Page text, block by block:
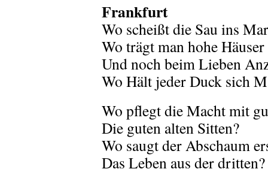
Frankfurt
Wo scheißt die Sau ins
Wo trägt man hohe Häuser
Und noch beim Lieben
Wo Hält jeder Duck sich
Wo pflegt die Macht mit
Die guten alten Sitten?
Wo saugt der Abschaum
Das Leben aus der dritten?